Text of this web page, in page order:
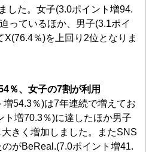
した。女子(3.0ポイント増94.
っているほか、男子(3.1ポイ
X(76.4％)を上回り2位となりま
％、女子の7割が利用
54.3％)は7年連続で増えてお
ト増70.3％)に達したほか男子
きく増加しました。またSNS
がBeReal.(7.0ポイント増41.